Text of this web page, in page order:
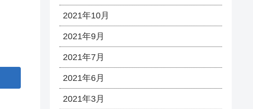
2021年10月
2021年9月
2021年7月
2021年6月
2021年3月